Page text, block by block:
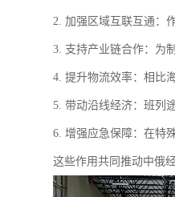
2. 加强区域互联互通：
3. 支持产业链合作：为
4. 提升物流效率：相比
5. 带动沿线经济：班列
6. 增强应急保障：在特
这些作用共同推动中俄